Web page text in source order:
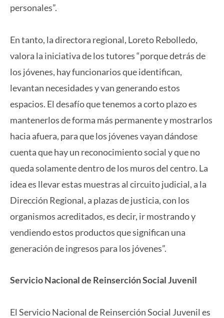
personales”.
En tanto, la directora regional, Loreto Rebolledo,
valora la iniciativa de los tutores “porque detrás de
los jóvenes, hay funcionarios que identifican,
levantan necesidades y van generando estos
espacios. El desafío que tenemos a corto plazo es
mantenerlos de forma más permanente y mostrarlos
hacia afuera, para que los jóvenes vayan dándose
cuenta que hay un reconocimiento social y que no
queda solamente dentro de los muros del centro. La
idea es llevar estas muestras al circuito judicial, a la
Dirección Regional, a plazas de justicia, con los
organismos acreditados, es decir, ir mostrando y
vendiendo estos productos que significan una
generación de ingresos para los jóvenes”.
Servicio Nacional de Reinserción Social Juvenil
El Servicio Nacional de Reinserción Social Juvenil es